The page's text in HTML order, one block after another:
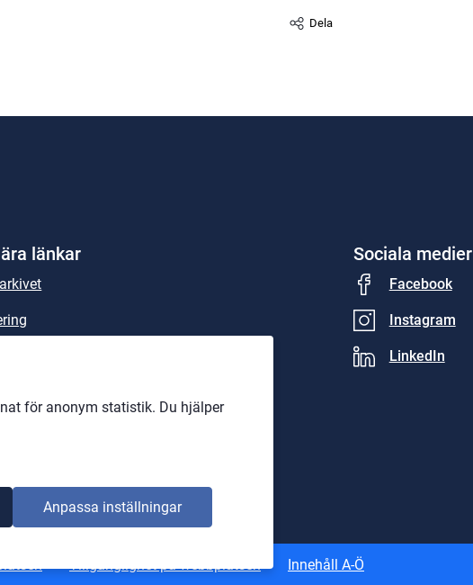
för anonym statistik. Du hjälper
Anpassa inställningar
Dela
länkar
regionkliniken
Sociala medier
Facebook
Instagram
LinkedIn
Innehåll A-Ö